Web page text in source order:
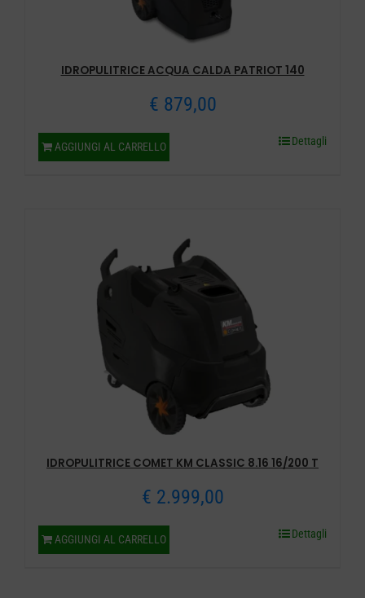
IDROPULITRICE ACQUA CALDA PATRIOT 140
€ 879,00
AGGIUNGI AL CARRELLO Dettagli
IDROPULITRICE COMET KM CLASSIC 8.16 16/200 T
€ 2.999,00
AGGIUNGI AL CARRELLO Dettagli